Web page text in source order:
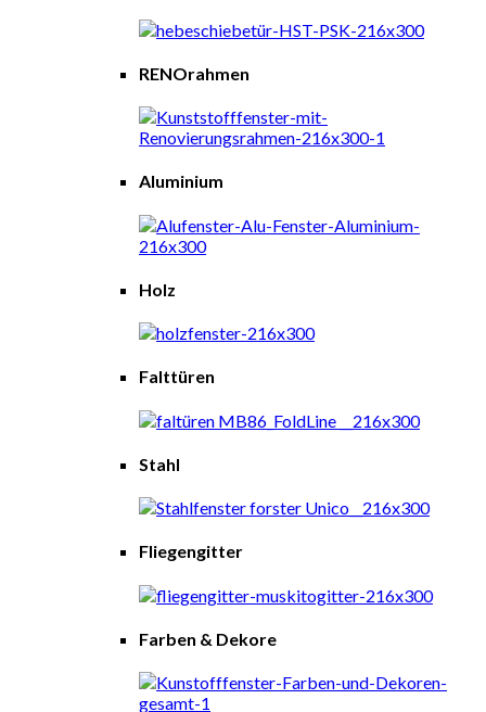
RENOrahmen
Aluminium
Holz
Falttüren
Stahl
Fliegengitter
Farben & Dekore